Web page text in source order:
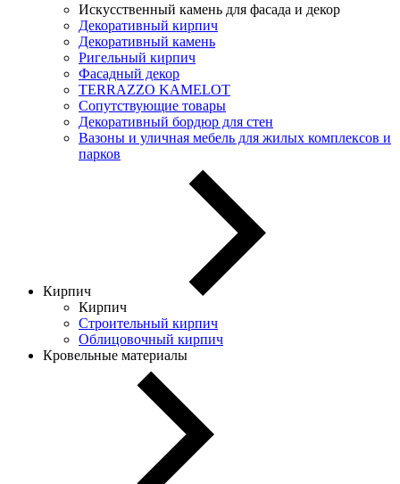
Искусственный камень для фасада и декор
Декоративный кирпич
Декоративный камень
Ригельный кирпич
Фасадный декор
TERRAZZO KAMELOT
Сопутствующие товары
Декоративный бордюр для стен
Вазоны и уличная мебель для жилых комплексов и
парков
Кирпич
Кирпич
Строительный кирпич
Облицовочный кирпич
Кровельные материалы